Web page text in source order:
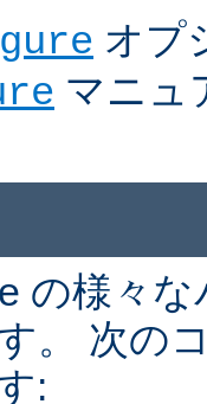
オプ
マニュ
の様々
。 次の
: